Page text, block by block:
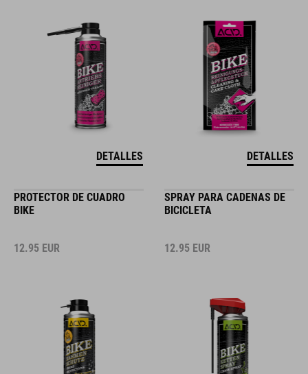
DETALLES DETALLES
PROTECTOR DE CUADRO
BIKE
12.95 EUR
SPRAY PARA CADENAS DE
BICICLETA
12.95 EUR